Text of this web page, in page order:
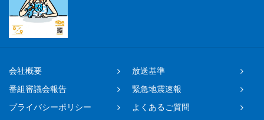
会社概要
放送基準
番組審議会報告
緊急地震速報
プライバシーポリシー
よくあるご質問